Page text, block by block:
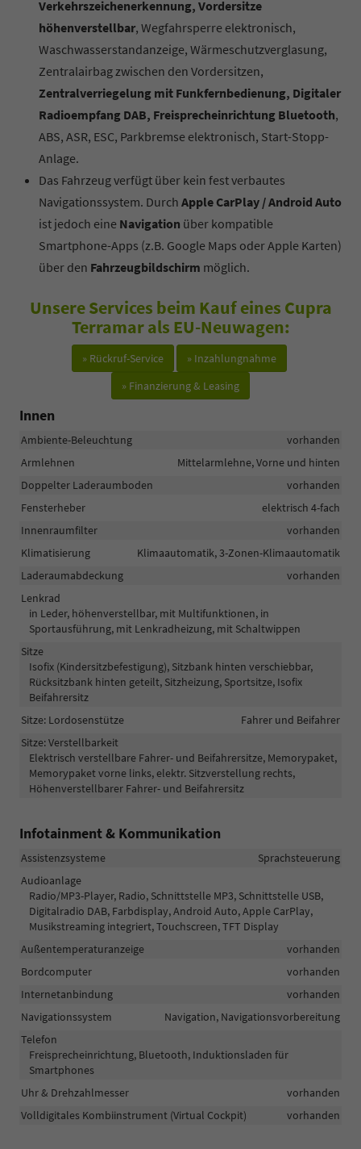
Verkehrszeichenerkennung, Vordersitze
höhenverstellbar, Wegfahrsperre elektronisch,
Waschwasserstandanzeige, Wärmeschutzverglasung,
Zentralairbag zwischen den Vordersitzen,
Zentralverriegelung mit Funkfernbedienung, Digitaler
Radioempfang DAB, Freisprecheinrichtung Bluetooth,
ABS, ASR, ESC, Parkbremse elektronisch, Start-Stopp-
Anlage.
Das Fahrzeug verfügt über kein fest verbautes
Navigationssystem. Durch Apple CarPlay / Android Auto
ist jedoch eine Navigation über kompatible
Smartphone-Apps (z.B. Google Maps oder Apple Karten)
über den Fahrzeugbildschirm möglich.
Unsere Services beim Kauf eines Cupra
Terramar als EU-Neuwagen:
» Rückruf-Service
» Inzahlungnahme
» Finanzierung & Leasing
Innen
Ambiente-Beleuchtung
vorhanden
Armlehnen
Mittelarmlehne, Vorne und hinten
Doppelter Laderaumboden
vorhanden
Fensterheber
elektrisch 4-fach
Innenraumfilter
vorhanden
Klimatisierung
Klimaautomatik, 3-Zonen-Klimaautomatik
Laderaumabdeckung
vorhanden
Lenkrad
in Leder, höhenverstellbar, mit Multifunktionen, in
Sportausführung, mit Lenkradheizung, mit Schaltwippen
Sitze
Isofix (Kindersitzbefestigung), Sitzbank hinten verschiebbar,
Rücksitzbank hinten geteilt, Sitzheizung, Sportsitze, Isofix
Beifahrersitz
Sitze: Lordosenstütze
Fahrer und Beifahrer
Sitze: Verstellbarkeit
Elektrisch verstellbare Fahrer- und Beifahrersitze, Memorypaket,
Memorypaket vorne links, elektr. Sitzverstellung rechts,
Höhenverstellbarer Fahrer- und Beifahrersitz
Infotainment & Kommunikation
Assistenzsysteme
Sprachsteuerung
Audioanlage
Radio/MP3-Player, Radio, Schnittstelle MP3, Schnittstelle USB,
Digitalradio DAB, Farbdisplay, Android Auto, Apple CarPlay,
Musikstreaming integriert, Touchscreen, TFT Display
Außentemperaturanzeige
vorhanden
Bordcomputer
vorhanden
Internetanbindung
vorhanden
Navigationssystem
Navigation, Navigationsvorbereitung
Telefon
Freisprecheinrichtung, Bluetooth, Induktionsladen für
Smartphones
Uhr & Drehzahlmesser
vorhanden
Volldigitales Kombiinstrument (Virtual Cockpit)
vorhanden